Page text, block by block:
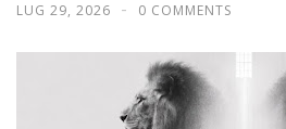
LUG 29, 2026 0 COMMENTS